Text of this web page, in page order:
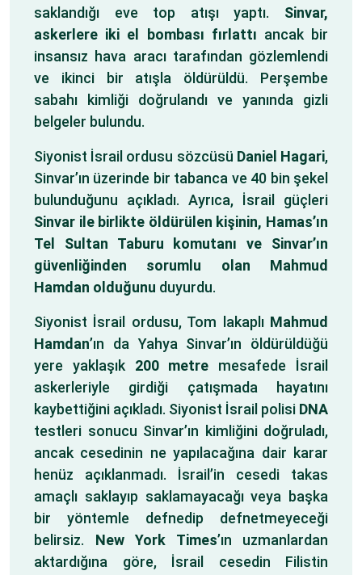
saklandığı eve top atışı yaptı. Sinvar,
askerlere iki el bombası fırlattı ancak bir
insansız hava aracı tarafından gözlemlendi
ve ikinci bir atışla öldürüldü. Perşembe
sabahı kimliği doğrulandı ve yanında gizli
belgeler bulundu.
Siyonist İsrail ordusu sözcüsü Daniel Hagari,
Sinvar’ın üzerinde bir tabanca ve 40 bin şekel
bulunduğunu açıkladı. Ayrıca, İsrail güçleri
Sinvar ile birlikte öldürülen kişinin, Hamas’ın
Tel Sultan Taburu komutanı ve Sinvar’ın
güvenliğinden sorumlu olan Mahmud
Hamdan olduğunu duyurdu.
Siyonist İsrail ordusu, Tom lakaplı Mahmud
Hamdan’ın da Yahya Sinvar’ın öldürüldüğü
yere yaklaşık 200 metre mesafede İsrail
askerleriyle girdiği çatışmada hayatını
kaybettiğini açıkladı. Siyonist İsrail polisi DNA
testleri sonucu Sinvar’ın kimliğini doğruladı,
ancak cesedinin ne yapılacağına dair karar
henüz açıklanmadı. İsrail’in cesedi takas
amaçlı saklayıp saklamayacağı veya başka
bir yöntemle defnedip defnetmeyeceği
belirsiz. New York Times’ın uzmanlardan
aktardığına göre, İsrail cesedin Filistin